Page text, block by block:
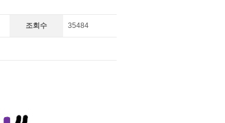
조회수 35484